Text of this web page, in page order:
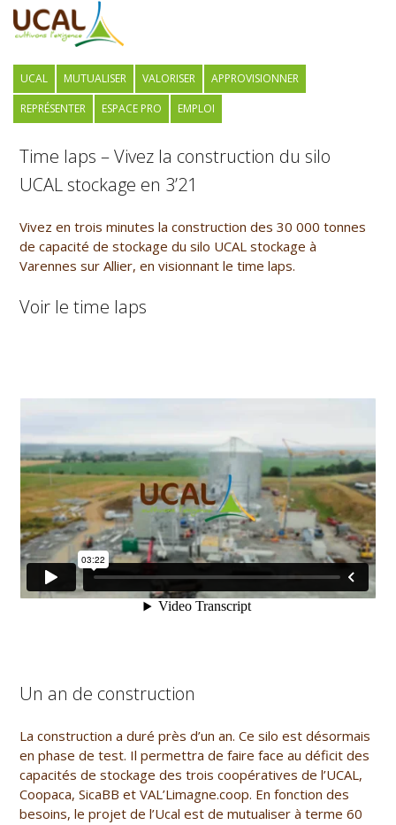
UCAL MUTUALISER VALORISER
APPROVISIONNER
REPRÉSENTER
ESPACE PRO EMPLOI
Time laps – Vivez la construction du silo
UCAL stockage en 3’21
Vivez en trois minutes la construction des 30 000 tonnes
de capacité de stockage du silo UCAL stockage à
Varennes sur Allier, en visionnant le time laps.
Voir le time laps
Un an de construction
La construction a duré près d’un an. Ce silo est désormais
en phase de test. Il permettra de faire face au déficit des
capacités de stockage des trois coopératives de l’UCAL,
Coopaca, SicaBB et VAL’Limagne.coop. En fonction des
besoins, le projet de l’Ucal est de mutualiser à terme 60